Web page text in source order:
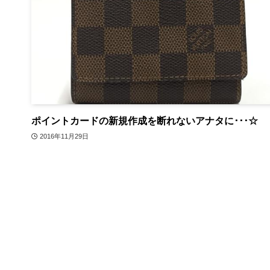
ポイントカードの新規作成を断れないアナタに･･･☆
2016年11月29日